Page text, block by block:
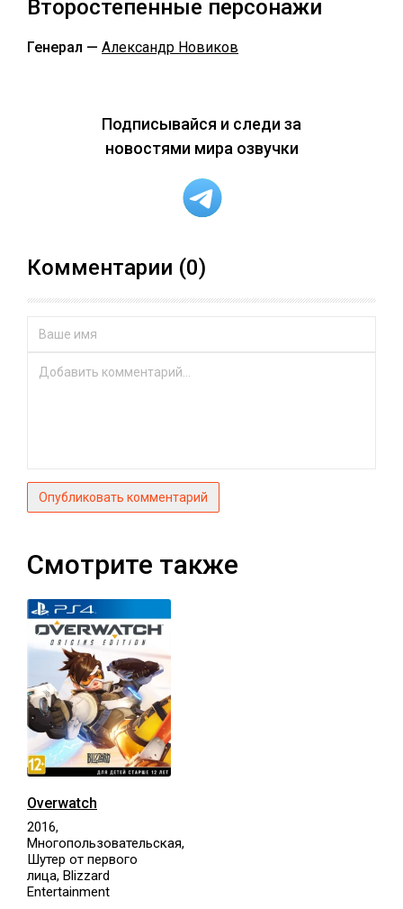
Второстепенные персонажи
Генерал — Александр Новиков
Подписывайся и следи за
новостями мира озвучки
Комментарии (0)
Опубликовать комментарий
Смотрите также
Overwatch
2016,
Многопользовательская,
Шутер от первого
лица, Blizzard
Entertainment